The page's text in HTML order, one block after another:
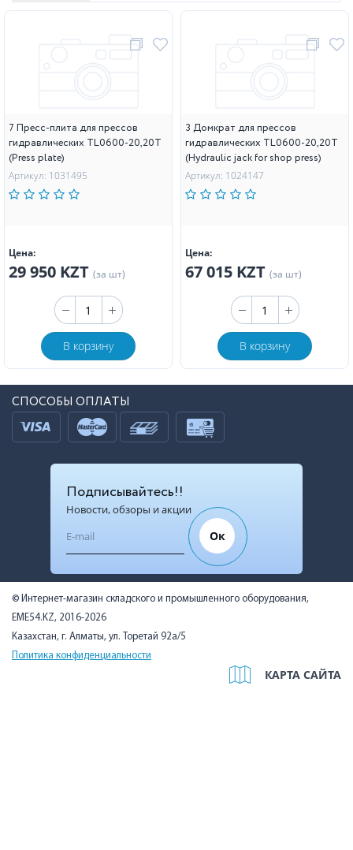
7 Пресс-плита для прессов
гидравлических TL0600-20,20T
(Press plate)
Артикул: 1031495
Цена:
29 950 KZT (за шт)
В корзину
3 Домкрат для прессов
гидравлических TL0600-20,20T
(Hydraulic jack for shop press)
Артикул: 1024147
Цена:
67 015 KZT (за шт)
В корзину
СПОСОБЫ ОПЛАТЫ
Подписывайтесь!!
Новости, обзоры и акции
Ок
© Интернет-магазин складского и промышленного оборудования,
EME54.KZ, 2016-2026
Казахстан, г. Алматы, ул. Торетай 92а/5
Политика конфиденциальности
КАРТА САЙТА